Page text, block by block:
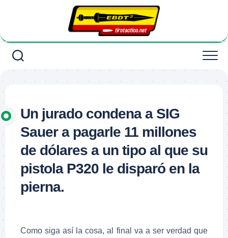
Un jurado condena a SIG
Sauer a pagarle 11 millones
de dólares a un tipo al que su
pistola P320 le disparó en la
pierna.
Como siga así la cosa, al final va a ser verdad que